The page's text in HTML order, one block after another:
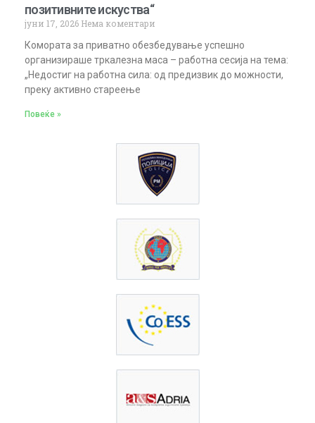
позитивните искуства“
јуни 17, 2026 Нема коментари
Комората за приватно обезбедување успешно
организираше тркалезна маса – работна сесија на тема:
„Недостиг на работна сила: од предизвик до можности,
преку активно стареење
Повеќе »